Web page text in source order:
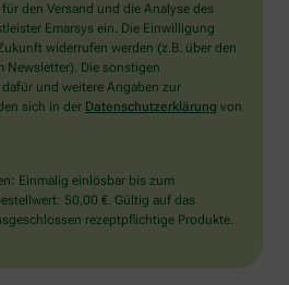
den Versand und die Analyse des
Emarsys ein. Die Einwilligung
widerrufen werden (z.B. über den
Newsletter). Die sonstigen
und weitere Angaben zur
sich in der Datenschutzerklärung von
Einmalig einlösbar bis zum
50,00 €. Gültig auf das
rezeptpflichtige Produkte.